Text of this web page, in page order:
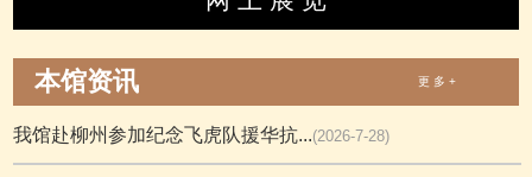
本馆资讯 更 多 +
我馆赴柳州参加纪念飞虎队援华抗...(2026-7-28)